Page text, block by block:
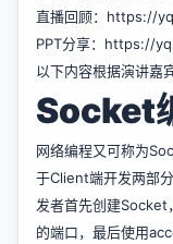
直播回顾： https://
PPT分享： https://
以下内容根据演讲嘉
Socket
网络编程又可称为
于Client端开发两部
发者首先创建
的端口，最后使用